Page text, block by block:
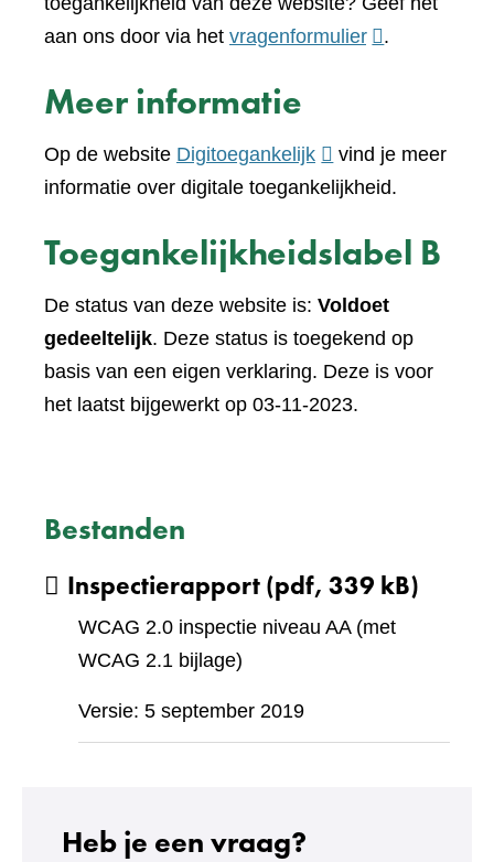
aan ons door via het vragenformulier(verwijst
website)
.
Meer informatie
Op de website Digitoegankelijk(verwijst
naar
andere
vind je meer
informatie over digitale toegankelijkheid.
Toegankelijkheidslabel B
De status van deze website is: Voldoet
gedeeltelijk. Deze status is toegekend op
basis van een eigen verklaring. Deze is voor
het laatst bijgewerkt op 03-11-2023.
Bestanden
Inspectierapport(pdf, 339 kB)
WCAG 2.0 inspectie niveau AA (met
WCAG 2.1 bijlage)
Versie: 5 september 2019
Heb je een vraag?